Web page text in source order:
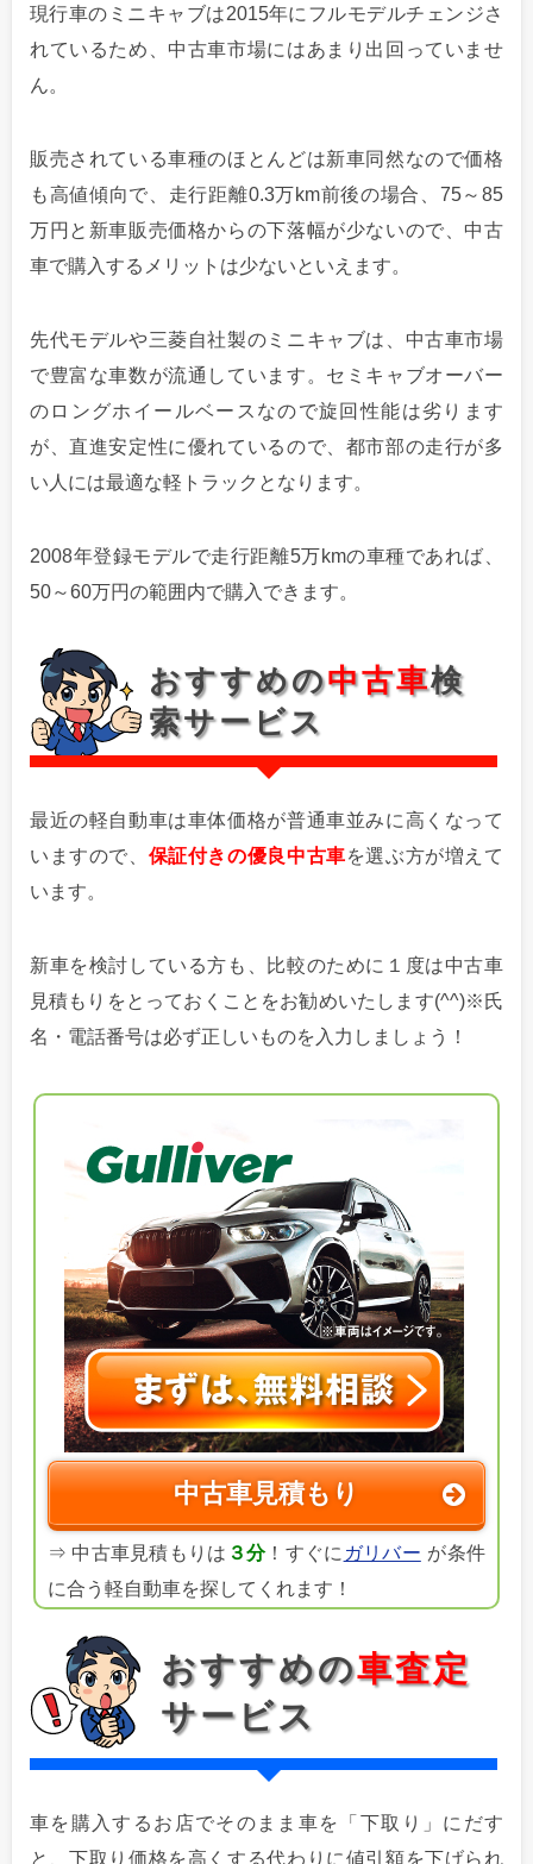
現行車のミニキャブは2015年にフルモデルチェンジさ
れているため、中古車市場にはあまり出回っていませ
ん。
販売されている車種のほとんどは新車同然なので価格
も高値傾向で、走行距離0.3万km前後の場合、75～85
万円と新車販売価格からの下落幅が少ないので、中古
車で購入するメリットは少ないといえます。
先代モデルや三菱自社製のミニキャブは、中古車市場
で豊富な車数が流通しています。セミキャブオーバー
のロングホイールベースなので旋回性能は劣ります
が、直進安定性に優れているので、都市部の走行が多
い人には最適な軽トラックとなります。
2008年登録モデルで走行距離5万kmの車種であれば、
50～60万円の範囲内で購入できます。
おすすめの中古車検
索サービス
最近の軽自動車は車体価格が普通車並みに高くなって
いますので、 保証付きの優良中古車を選ぶ方が増えて
います。
新車を検討している方も、比較のために１度は中古車
見積もりをとっておくことをお勧めいたします(^^)※氏
名・電話番号は必ず正しいものを入力しましょう！
中古車見積もり
⇒ 中古車見積もりは ３分！すぐに ガリバー が条件
に合う軽自動車を探してくれます！
おすすめの車査定
サービス
車を購入するお店でそのまま車を「下取り」にだす
と、下取り価格を高くする代わりに値引額を下げられ